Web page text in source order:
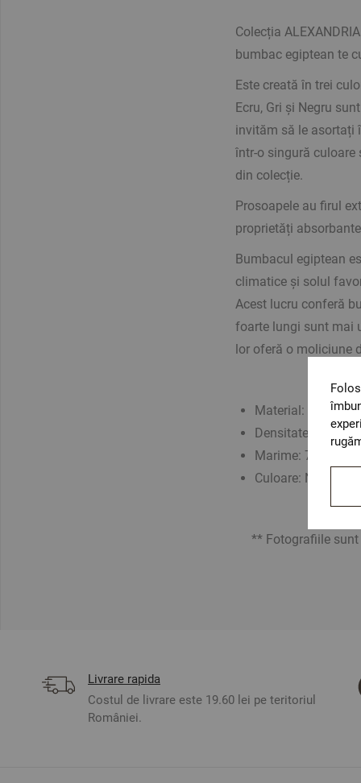
Colecția
bumbac egiptean te
Este creată în trei
Ecru, Gri și Negru
invităm să le asortați
într-o singură
din colecție.
Prosoapele au firul
proprietăți
Bumbacul egiptean
climatice și solul
Acest lucru conferă
foarte lungi sunt mai
lor oferă o moliciune
Material: 100%
Densitate: 630 gr/
Marime: 70х140 cm
Culoare: Negru
** Fotografiile sunt
Livrare rapida
Costul de livrare este 19.60 lei pe teritoriul
României.